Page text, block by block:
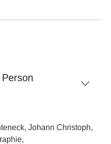
Johann Christoph,